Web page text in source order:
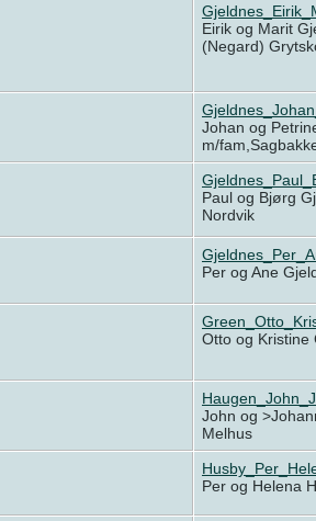
Eirik og Marit
(Negard)
Johan og
m/
Paul og Bjørg
Nordvik
Per og Ane
Otto og
John og
Melhus
Per og Helena